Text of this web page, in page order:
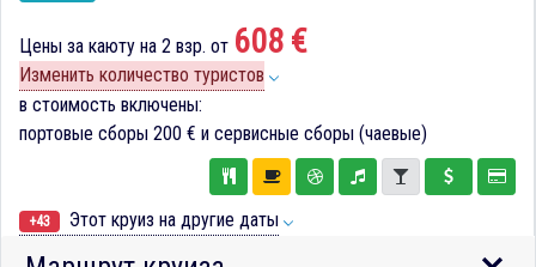
Цены за каюту на 2 взр. от 608 €
Изменить количество туристов
в стоимость включены:
портовые сборы 200 € и сервисные сборы (чаевые)
+43 Этот круиз на другие даты